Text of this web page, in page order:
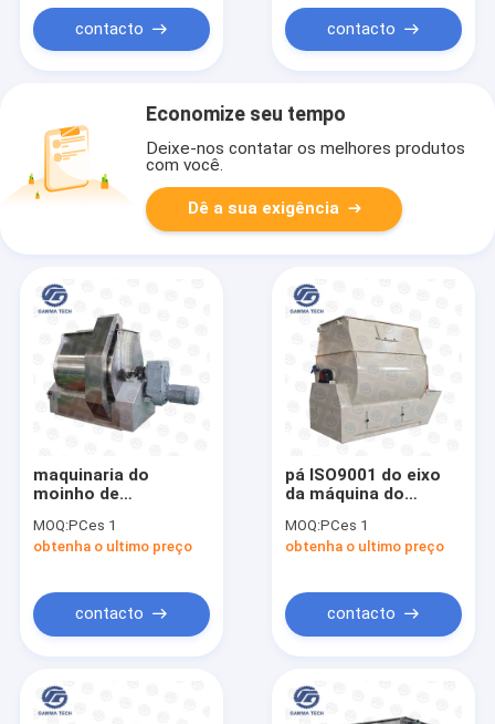
contacto contacto
Economize seu tempo
Deixe-nos contatar os melhores produtos
com você.
Dê a sua exigência
maquinaria do
moinho de
máquina do
misturador da
do eixo do dobro
100KG/Batch
MOQ:PCes 1
obtenha o ultimo preço
contacto
pá ISO9001 do eixo
da máquina do
alimentação animal
de 250kg/Batch SDHJ
MOQ:PCes 1
obtenha o ultimo preço
contacto